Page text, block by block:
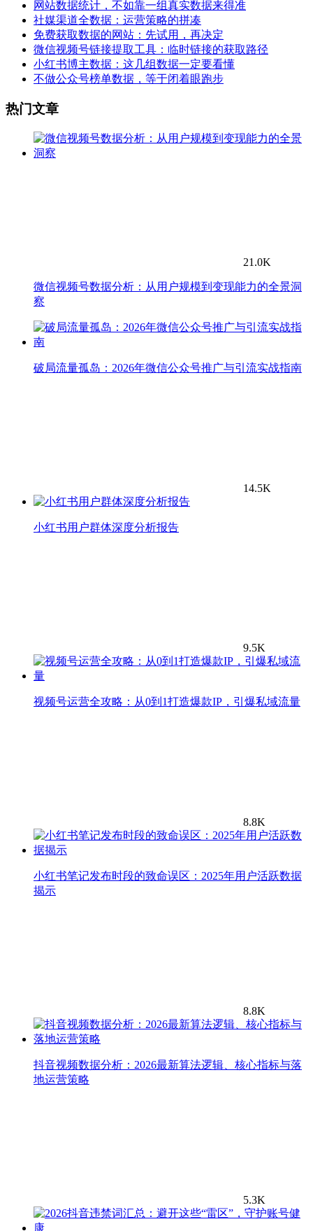
网站数据统计，不如靠一组真实数据来得准
社媒渠道全数据：运营策略的拼凑
免费获取数据的网站：先试用，再决定
微信视频号链接提取工具：临时链接的获取路径
小红书博主数据：这几组数据一定要看懂
不做公众号榜单数据，等于闭着眼跑步
热门文章
21.0K
微信视频号数据分析：从用户规模到变现能力的全景洞
察
破局流量孤岛：2026年微信公众号推广与引流实战指南
14.5K
小红书用户群体深度分析报告
9.5K
视频号运营全攻略：从0到1打造爆款IP，引爆私域流量
8.8K
小红书笔记发布时段的致命误区：2025年用户活跃数据
揭示
8.8K
抖音视频数据分析：2026最新算法逻辑、核心指标与落
地运营策略
5.3K